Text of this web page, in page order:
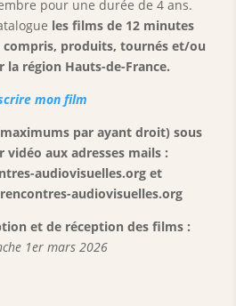
pour une durée de 4 ans.
les films de 12 minutes
produits, tournés et/ou
la région Hauts-de-France.
mon film
par ayant droit) sous
aux adresses mails :
audiovisuelles.org et
audiovisuelles.org
et de réception des films :
1er mars 2026